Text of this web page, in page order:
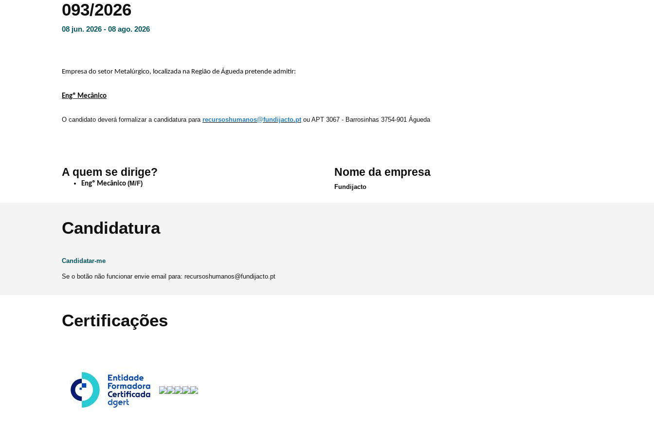
093/2026
08 jun. 2026 - 08 ago. 2026
Empresa do setor Metalúrgico, localizada na Região de Águeda pretende admitir:
Engº Mecânico
O candidato deverá formalizar a candidatura para recursoshumanos@fundijacto.ptou APT 3067 - Barrosinhas 3754-901 Águeda
A quem se dirige?
Engº Mecânico (M/F)
Nome da empresa
Fundijacto
Candidatura
Candidatar-me
Se o botão não funcionar envie email para: recursoshumanos@fundijacto.pt
Certificações